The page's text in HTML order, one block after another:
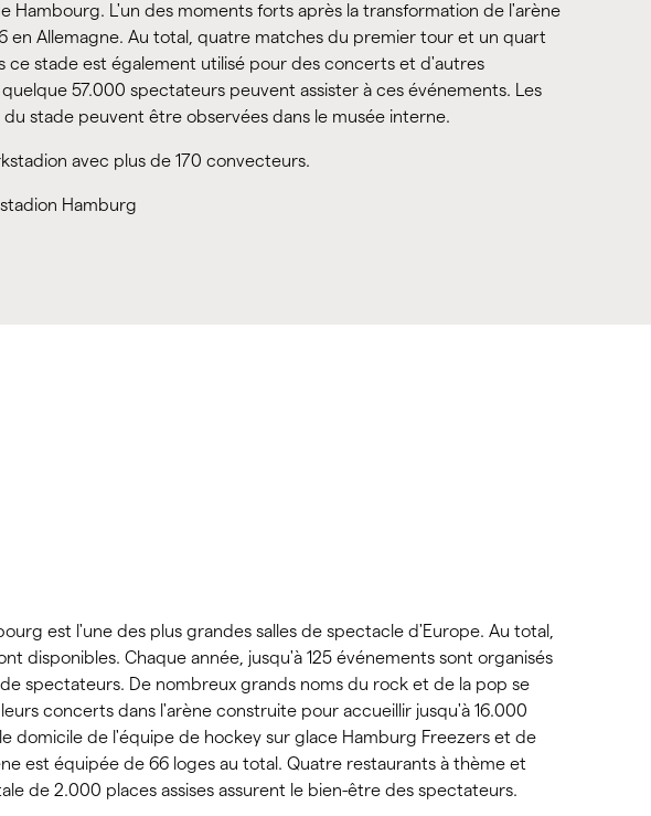
Hambourg. L'un des moments forts après la transformation de l'arène
en Allemagne. Au total, quatre matches du premier tour et un quart
ce stade est également utilisé pour des concerts et d'autres
57.000 spectateurs peuvent assister à ces événements. Les
stade peuvent être observées dans le musée interne.
avec plus de 170 convecteurs.
Hamburg
est l'une des plus grandes salles de spectacle d'Europe. Au total,
disponibles. Chaque année, jusqu'à 125 événements sont organisés
spectateurs. De nombreux grands noms du rock et de la pop se
concerts dans l'arène construite pour accueillir jusqu'à 16.000
domicile de l'équipe de hockey sur glace Hamburg Freezers et de
est équipée de 66 loges au total. Quatre restaurants à thème et
de 2.000 places assises assurent le bien-être des spectateurs.